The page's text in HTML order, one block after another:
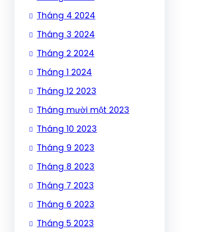
Tháng 4 2024
Tháng 3 2024
Tháng 2 2024
Tháng 1 2024
Tháng 12 2023
Tháng mười một 2023
Tháng 10 2023
Tháng 9 2023
Tháng 8 2023
Tháng 7 2023
Tháng 6 2023
Tháng 5 2023